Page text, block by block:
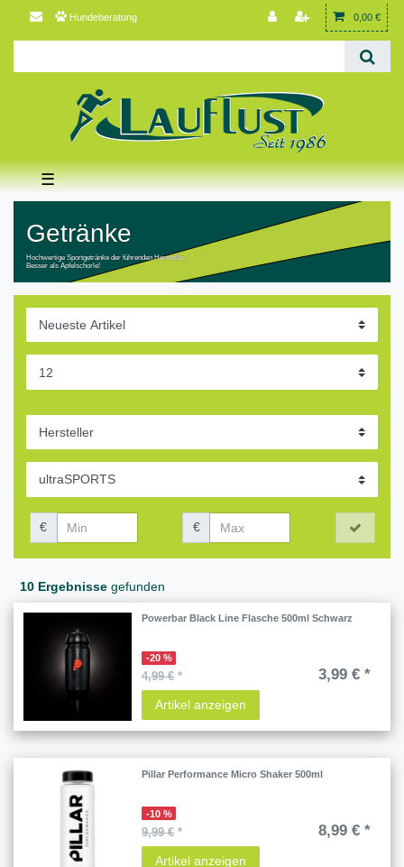
Hundeberatung 0,00 €
☰
Getränke
Hochwertige Sportgetränke der führenden Hersteller.
Besser als Apfelschorle!
€ €
10 Ergebnisse gefunden
Powerbar Black Line Flasche 500ml Schwarz
-20 %
4,99 €* 3,99 € *
Artikel anzeigen
Pillar Performance Micro Shaker 500ml
-10 %
9,99 €* 8,99 € *
Artikel anzeigen